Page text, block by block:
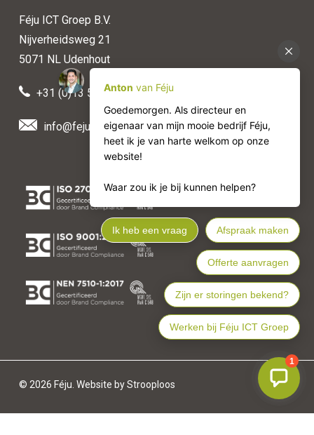
Féju ICT Groep B.V.
Nijverheidsweg 21
5071 NL Udenhout
+31 (0)13 511 50 88
info@feju.nl
© 2026 Féju. Website by Strooploos